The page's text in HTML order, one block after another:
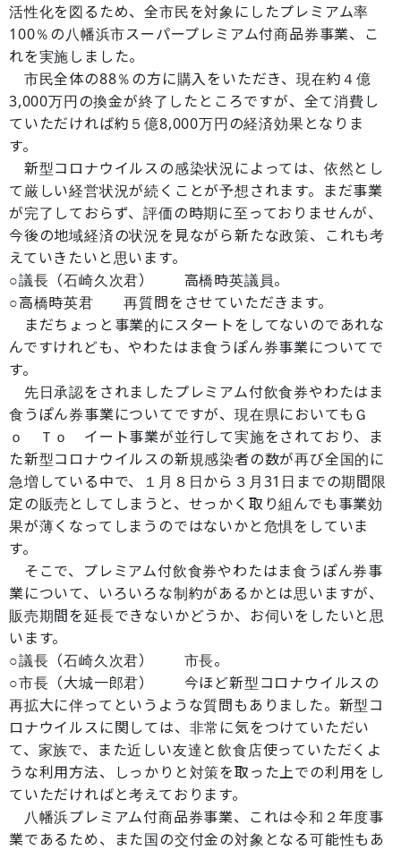
活性化を図るため、全市民を対象にしたプレミアム率
100％の八幡浜市スーパープレミアム付商品券事業、こ
れを実施しました。
市民全体の88％の方に購入をいただき、現在約４億
3,000万円の換金が終了したところですが、全て消費し
ていただければ約５億8,000万円の経済効果となりま
す。
新型コロナウイルスの感染状況によっては、依然とし
て厳しい経営状況が続くことが予想されます。まだ事業
が完了しておらず、評価の時期に至っておりませんが、
今後の地域経済の状況を見ながら新たな政策、これも考
えていきたいと思います。
○議長（石崎久次君） 高橋時英議員。
○高橋時英君 再質問をさせていただきます。
まだちょっと事業的にスタートをしてないのであれな
んですけれども、やわたはま食うぽん券事業についてで
す。
先日承認をされましたプレミアム付飲食券やわたはま
食うぽん券事業についてですが、現在県においてもＧ
ｏ Ｔｏ イート事業が並行して実施をされており、ま
た新型コロナウイルスの新規感染者の数が再び全国的に
急増している中で、１月８日から３月31日までの期間限
定の販売としてしまうと、せっかく取り組んでも事業効
果が薄くなってしまうのではないかと危惧をしていま
す。
そこで、プレミアム付飲食券やわたはま食うぽん券事
業について、いろいろな制約があるかとは思いますが、
販売期間を延長できないかどうか、お伺いをしたいと思
います。
○議長（石崎久次君） 市長。
○市長（大城一郎君） 今ほど新型コロナウイルスの
再拡大に伴ってというような質問もありました。新型コ
ロナウイルスに関しては、非常に気をつけていただい
て、家族で、また近しい友達と飲食店使っていただくよ
うな利用方法、しっかりと対策を取った上での利用をし
ていただければと考えております。
八幡浜プレミアム付商品券事業、これは令和２年度事
業であるため、また国の交付金の対象となる可能性もあ